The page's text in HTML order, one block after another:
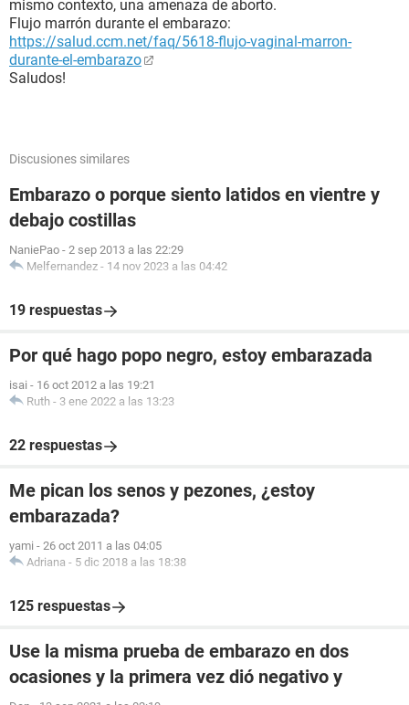
mismo contexto, una amenaza de aborto.
Flujo marrón durante el embarazo:
https://salud.ccm.net/faq/5618-flujo-vaginal-marron-
durante-el-embarazo
Saludos!
Discusiones similares
Embarazo o porque siento latidos en vientre y
debajo costillas
NaniePao - 2 sep 2013 a las 22:29
Melfernandez - 14 nov 2023 a las 04:42
19 respuestas
Por qué hago popo negro, estoy embarazada
isai - 16 oct 2012 a las 19:21
Ruth - 3 ene 2022 a las 13:23
22 respuestas
Me pican los senos y pezones, ¿estoy
embarazada?
yami - 26 oct 2011 a las 04:05
Adriana - 5 dic 2018 a las 18:38
125 respuestas
Use la misma prueba de embarazo en dos
ocasiones y la primera vez dió negativo y